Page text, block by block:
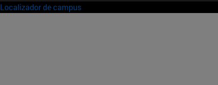
Localizador de campus